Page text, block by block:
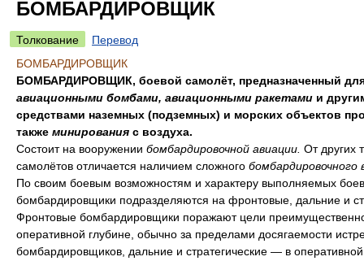
БОМБАРДИРОВЩИК
Толкование
Перевод
БОМБАРДИРОВЩИК
БОМБАРДИРОВЩИК, боевой самолёт, предназначенный
авиационными бомбами, авиационными ракетами и
средствами наземных (подземных) и морских объектов
также минирования с воздуха.
Состоит на вооружении бомбардировочной авиации. От других
самолётов отличается наличием сложного бомбардировочного
По своим боевым возможностям и характеру выполняемых
бомбардировщики подразделяются на фронтовые, дальние и
Фронтовые бомбардировщики поражают цели
оперативной глубине, обычно за пределами досягаемости
бомбардировщиков, дальние и стратегические — в